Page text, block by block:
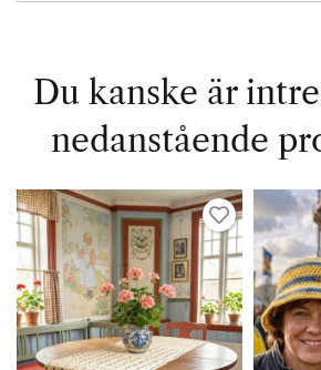
Du kanske är
nedanstående